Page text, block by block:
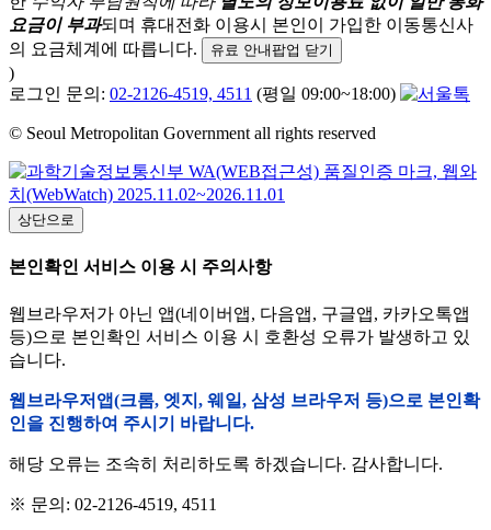
요금이 부과되며 휴대전화 이용시 본인이 가입한 이동통신사
의 요금체계에 따릅니다.
유료 안내팝업 닫기
)
로그인 문의: 02-2126-4519, 4511 (평일 09:00~18:00)
© Seoul Metropolitan Government all rights reserved
상단으로
본인확인 서비스 이용 시 주의사항
웹브라우저가 아닌 앱(네이버앱, 다음앱, 구글앱, 카카오톡앱
등)으로 본인확인 서비스 이용 시 호환성 오류가 발생하고 있
습니다.
웹브라우저앱(크롬, 엣지, 웨일, 삼성 브라우저 등)으로 본인확
인을 진행하여 주시기 바랍니다.
해당 오류는 조속히 처리하도록 하겠습니다. 감사합니다.
※ 문의: 02-2126-4519, 4511